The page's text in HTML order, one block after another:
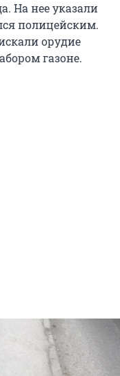
На нее указали
полицейским.
орудие
газоне.